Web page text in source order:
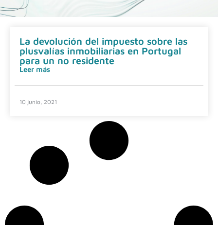
La devolución del impuesto sobre las
plusvalías inmobiliarias en Portugal
para un no residente
Leer más
10 junio, 2021